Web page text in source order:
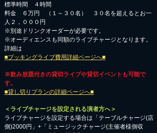
標準時間 ４時間
料金 ６万円 （１～３０名） ３０名を超えるとお一
人２，０００円
※別途ドリンクオーダーが必要です。
※オーディエンスも同額のライブチャージとなります。
詳細は
■ブッキングライブ費用詳細ページへ■
※飲み放題付きの貸切ライブや貸切イベントも可能で
す。
■貸し切りプランの詳細ページへ■
＜ライブチャージを設定される演者方へ＞
ライブチャージを設定する場合は「テーブルチャージ(店
側)2000円」+「ミュージックチャージ(主催者様側収